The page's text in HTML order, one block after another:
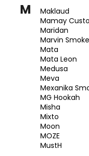
M
Maklaud
Mamay
Maridan
Marvin Smoke
Mata
Mata Leon
Medusa
Meva
Mexanika
MG Hookah
Misha
Mixto
Moon
MOZE
MustH